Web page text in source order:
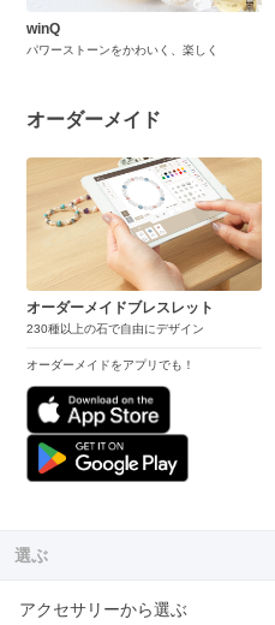
winQ
パワーストーンをかわいく、楽しく
オーダーメイド
オーダーメイドブレスレット
230種以上の石で自由にデザイン
オーダーメイドをアプリでも！
選ぶ
アクセサリーから選ぶ